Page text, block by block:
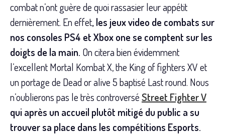
combat n’ont guère de quoi rassasier leur appétit
dernièrement. En effet, les jeux video de combats sur
nos consoles PS4 et Xbox one se comptent sur les
doigts de la main. On citera bien évidemment
l’excellent Mortal Kombat X, the King of fighters XV et
un portage de Dead or alive 5 baptisé Last round. Nous
n’oublierons pas le très controverséStreet Fighter V
qui après un accueil plutôt mitigé du public a su
trouver sa place dans les compétitions Esports.